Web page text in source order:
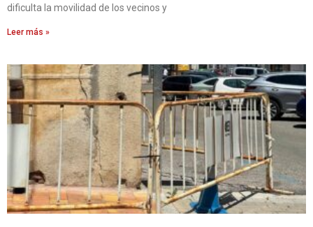
dificulta la movilidad de los vecinos y
Leer más »